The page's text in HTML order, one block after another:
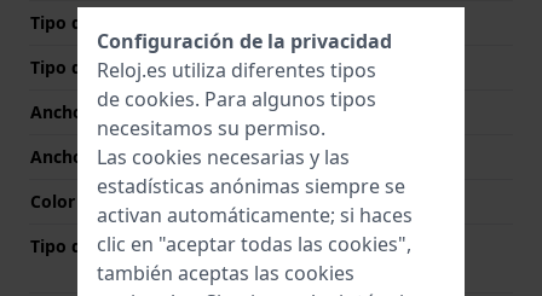
Tipo de material
Tipo de correa
Pulsera de eslabones
Ancho de correa
18 mm
Ancho de las asas
18 mm
Color de correa
Gris
Tipo de cierre
Cierre desplegable con
botones pulsadores
Configuración de la privacidad
Reloj.es utiliza diferentes tipos
de cookies. Para algunos tipos
necesitamos su permiso.
Las cookies necesarias y las
estadísticas anónimas siempre se
activan automáticamente; si haces
clic en "aceptar todas las cookies",
también aceptas las cookies